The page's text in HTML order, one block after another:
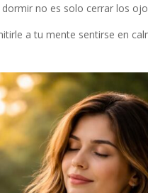
dormir no es solo cerrar los
a tu mente sentirse en